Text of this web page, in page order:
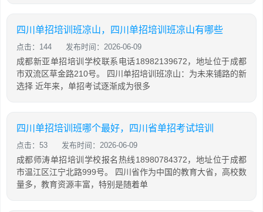
四川单招培训班凉山，四川单招培训班凉山有哪些
点击：144 发布时间：2026-06-09
成都新亚单招培训学校联系电话18982139672，地址位于成都
市双流区草金路210号。 四川单招培训班凉山：为未来铺路的新
选择 近年来，单招考试逐渐成为很多
四川单招培训班哪个最好，四川省单招考试培训
点击：53 发布时间：2026-06-09
成都师涛单招培训学校报名热线18980784372，地址位于成都
市温江区江宁北路999号。 四川省作为中国的教育大省，高校数
量多，教育资源丰富，特别是随着单